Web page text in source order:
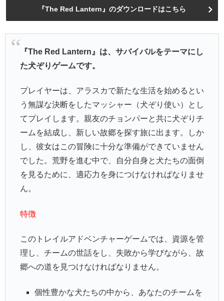
『The Red Lantern』のダウンロードはこちら
『The Red Lantern』は、サバイバルをテーマにし
た犬ぞりゲームです。
プレイヤーは、アラスカで新たな生活を始めるとい
う無謀な決断をしたマッシャー（犬ぞり使い）とし
てプレイします。親友のチョンパーと共に犬ぞりチ
ームを結成し、新しい故郷を探す旅に出ます。しか
し、彼女はこの冒険に十分な準備ができていません
でした。荒野を進む中で、自分自身と犬たちの面倒
を見るために、適応力を身につけなければなりませ
ん。
特徴
このトレイルアドベンチャーゲームでは、資源を管
理し、チームの世話をし、失敗から学びながら、故
郷への道を見つけなければなりません。
個性豊かな犬たちの中から、あなたのチームを